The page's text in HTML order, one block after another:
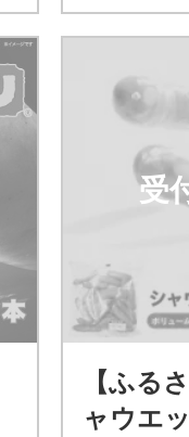
受
【ふる
ャウエ